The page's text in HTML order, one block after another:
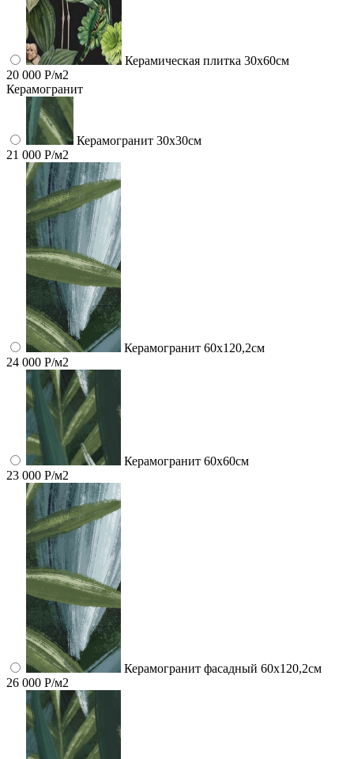
Керамическая плитка 30x60см
20 000 Р/м2
Керамогранит
Керамогранит 30х30см
21 000 Р/м2
Керамогранит 60x120,2см
24 000 Р/м2
Керамогранит 60x60см
23 000 Р/м2
Керамогранит фасадный 60x120,2см
26 000 Р/м2